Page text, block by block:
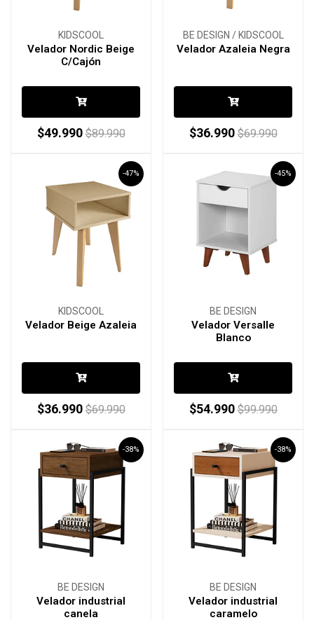
KIDSCOOL
Velador Nordic Beige
C/Cajón
$49.990 $89.990
BE DESIGN / KIDSCOOL
Velador Azaleia Negra
$36.990 $69.990
-47%
KIDSCOOL
Velador Beige Azaleia
$36.990 $69.990
-45%
BE DESIGN
Velador Versalle
Blanco
$54.990 $99.990
-38%
BE DESIGN
Velador industrial
canela
-38%
BE DESIGN
Velador industrial
caramelo